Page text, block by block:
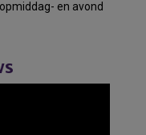
en avond